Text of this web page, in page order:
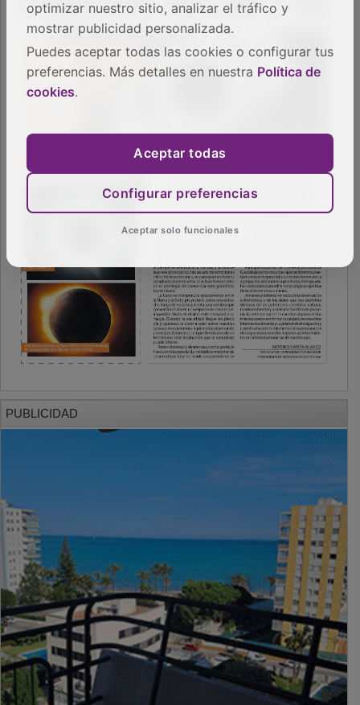
PUBLICIDAD
optimizar nuestro sitio, analizar el tráfico y
mostrar publicidad personalizada.
Puedes aceptar todas las cookies o configurar tus
preferencias. Más detalles en nuestra Política de
cookies.
Aceptar todas
Configurar preferencias
Aceptar solo funcionales